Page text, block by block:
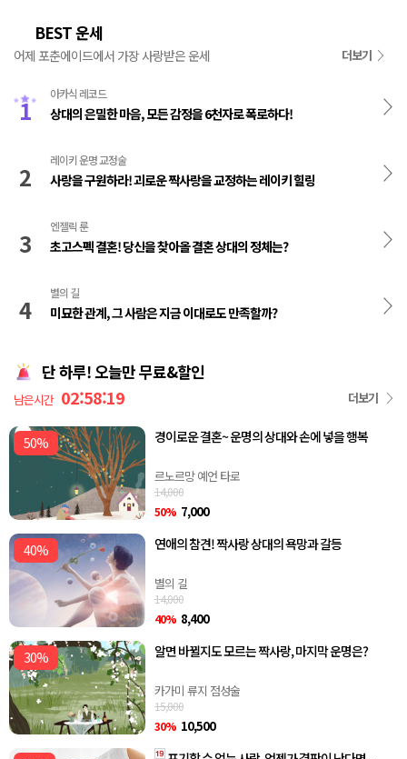
BEST 운세
어제 포춘에이드에서 가장 사랑받은 운세 더보기
1
아카식 레코드
상대의 은밀한 마음, 모든 감정을 6천자로 폭로하다!
2
레이키 운명 교정술
사랑을 구원하라! 괴로운 짝사랑을 교정하는 레이키 힐링
3
엔젤릭 룬
초고스펙 결혼! 당신을 찾아올 결혼 상대의 정체는?
4
별의 길
미묘한 관계, 그 사람은 지금 이대로도 만족할까?
단 하루! 오늘만 무료&할인
남은시간 02:58:19 더보기
50% 경이로운 결혼~ 운명의 상대와 손에 넣을 행복
르노르망 예언 타로
14,000
50% 7,000
40% 연애의 참견! 짝사랑 상대의 욕망과 갈등
별의 길
14,000
40% 8,400
30% 알면 바뀔지도 모르는 짝사랑, 마지막 운명은?
카가미 류지 점성술
15,000
30% 10,500